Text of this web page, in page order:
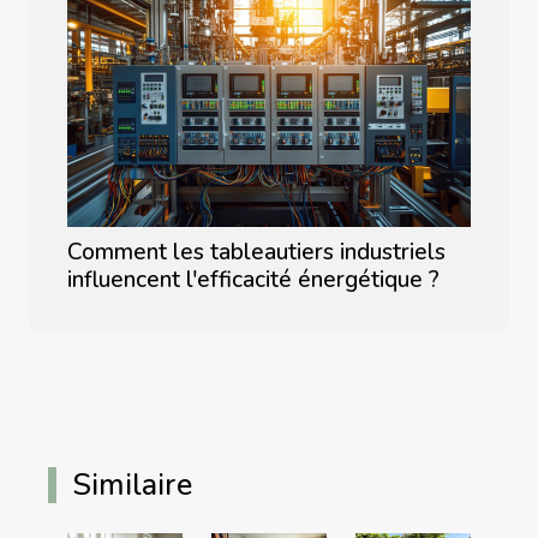
Comment les tableautiers industriels
influencent l'efficacité énergétique ?
Similaire